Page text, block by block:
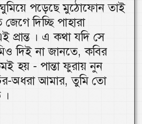
পড়েছে মুঠোফোন তাই
দিচ্ছি পাহারা
। এ কথা যদি সে
দিই না জানতে, কবির
হয় - পান্তা ফুরায় নুন
অধরা আমার, তুমি তো